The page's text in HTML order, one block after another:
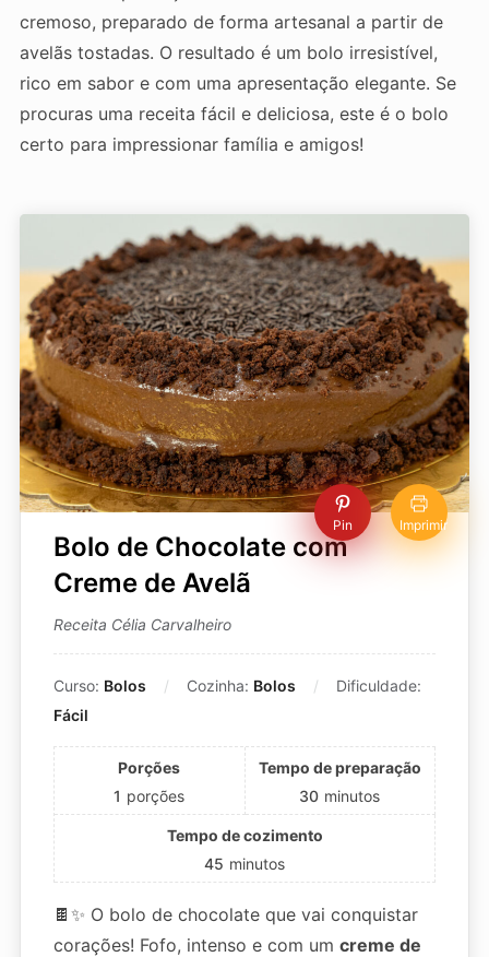
cremoso, preparado de forma artesanal a partir de
avelãs tostadas. O resultado é um bolo irresistível,
rico em sabor e com uma apresentação elegante. Se
procuras uma receita fácil e deliciosa, este é o bolo
certo para impressionar família e amigos!
Pin Imprimir
Bolo de Chocolate com
Creme de Avelã
Receita Célia Carvalheiro
Curso: Bolos Cozinha: Bolos
Dificuldade:
Fácil
Porções
1 porções
Tempo de preparação
30 minutos
Tempo de cozimento
45 minutos
🍫✨ O bolo de chocolate que vai conquistar
corações! Fofo, intenso e com um creme de